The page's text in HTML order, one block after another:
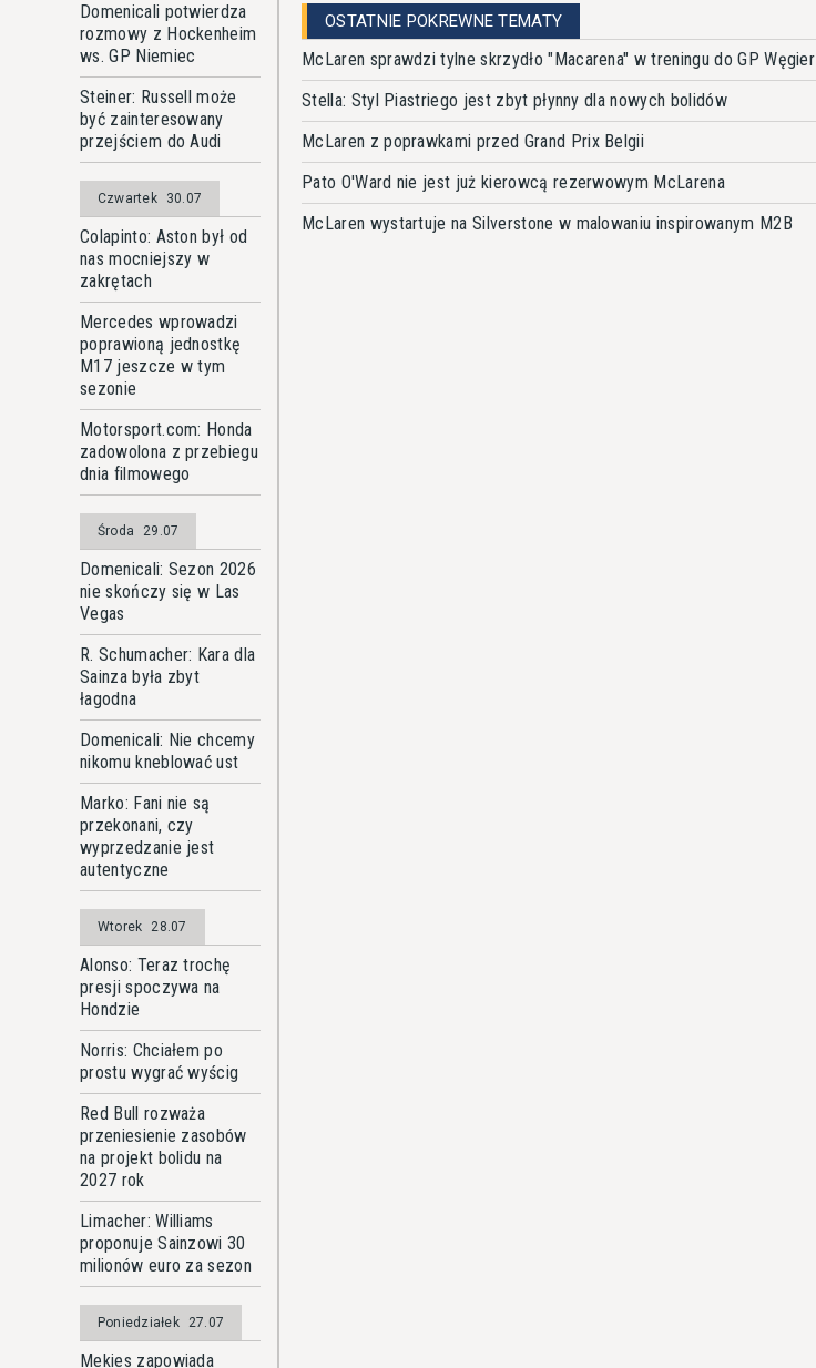
Domenicali potwierdza
rozmowy z Hockenheim
ws. GP Niemiec
Steiner: Russell może
być zainteresowany
przejściem do Audi
Czwartek 30.07
Colapinto: Aston był od
nas mocniejszy w
zakrętach
Mercedes wprowadzi
poprawioną jednostkę
M17 jeszcze w tym
sezonie
Motorsport.com: Honda
zadowolona z przebiegu
dnia filmowego
Środa 29.07
Domenicali: Sezon 2026
nie skończy się w Las
Vegas
R. Schumacher: Kara dla
Sainza była zbyt
łagodna
Domenicali: Nie chcemy
nikomu kneblować ust
Marko: Fani nie są
przekonani, czy
wyprzedzanie jest
autentyczne
Wtorek 28.07
Alonso: Teraz trochę
presji spoczywa na
Hondzie
Norris: Chciałem po
prostu wygrać wyścig
Red Bull rozważa
przeniesienie zasobów
na projekt bolidu na
2027 rok
Limacher: Williams
proponuje Sainzowi 30
milionów euro za sezon
Poniedziałek 27.07
Mekies zapowiada
OSTATNIE POKREWNE TEMATY
McLaren sprawdzi tylne skrzydło "Macarena" w treningu do GP Węgier
Stella: Styl Piastriego jest zbyt płynny dla nowych bolidów
McLaren z poprawkami przed Grand Prix Belgii
Pato O'Ward nie jest już kierowcą rezerwowym McLarena
McLaren wystartuje na Silverstone w malowaniu inspirowanym M2B